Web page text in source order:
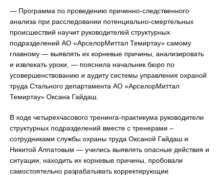
— Программа по проведению причинно-следственного
анализа при расследовании потенциально-смертельных
происшествий научит руководителей структурных
подразделений АО «АрселорМиттал Темиртау» самому
главному — выявлять их корневые причины, анализировать
и извлекать уроки, — пояснила начальник бюро по
усовершенствованию и аудиту системы управления охраной
труда Стального департамента АО «АрселорМиттал
Темиртау» Оксана Гайдаш.
В ходе четырехчасового тренинга-практикума руководители
структурных подразделений вместе с тренерами –
сотрудниками службы охраны труда Оксаной Гайдаш и
Никитой Алпатовым — учились выявлять опасные действия и
ситуации, находить их корневые причины, пробовали
самостоятельно разрабатывать корректирующие